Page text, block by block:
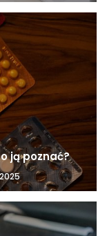
ją poznać?